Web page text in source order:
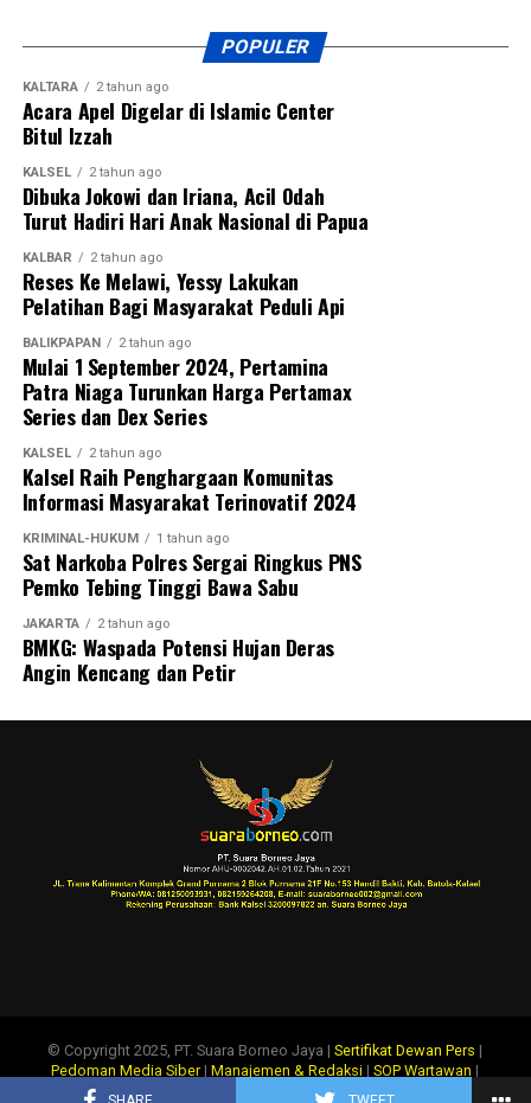
POPULER
KALTARA 2 tahun ago
Acara Apel Digelar di Islamic Center
Bitul Izzah
KALSEL 2 tahun ago
Dibuka Jokowi dan Iriana, Acil Odah
Turut Hadiri Hari Anak Nasional di Papua
KALBAR 2 tahun ago
Reses Ke Melawi, Yessy Lakukan
Pelatihan Bagi Masyarakat Peduli Api
BALIKPAPAN 2 tahun ago
Mulai 1 September 2024, Pertamina
Patra Niaga Turunkan Harga Pertamax
Series dan Dex Series
KALSEL 2 tahun ago
Kalsel Raih Penghargaan Komunitas
Informasi Masyarakat Terinovatif 2024
KRIMINAL-HUKUM 1 tahun ago
Sat Narkoba Polres Sergai Ringkus PNS
Pemko Tebing Tinggi Bawa Sabu
JAKARTA 2 tahun ago
BMKG: Waspada Potensi Hujan Deras
Angin Kencang dan Petir
© Copyright 2025, PT. Suara Borneo Jaya |Sertifikat Dewan Pers |
Pedoman Media Siber|Manajemen & Redaksi |SOP Wartawan |
Tentang Kami|Info Iklan